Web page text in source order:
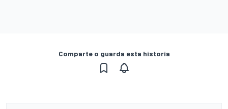
Comparte o guarda esta historia